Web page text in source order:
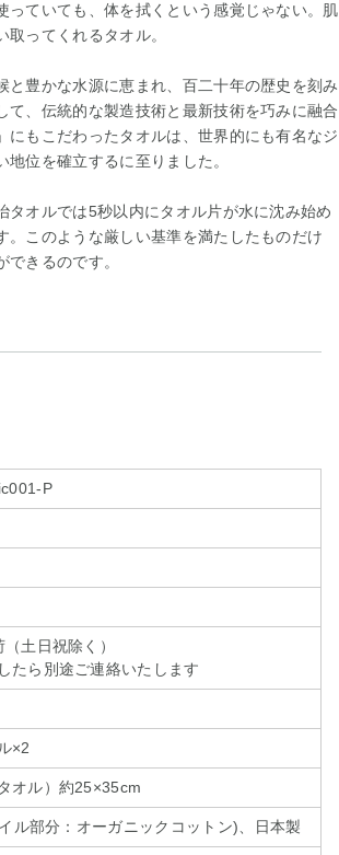
ていても、体を拭くという感覚じゃない。肌
ってくれるタオル。
豊かな水源に恵まれ、百二十年の歴史を刻み
、伝統的な製造技術と最新技術を巧みに融合
もこだわったタオルは、世界的にも有名なジ
位を確立するに至りました。
タオルでは5秒以内にタオル片が水に沈み始め
このような厳しい基準を満たしたものだけ
きるのです。
P
土日祝除く）
たら別途ご連絡いたします
×2
オル）約25×35cm
ル部分：オーガニックコットン)、日本製